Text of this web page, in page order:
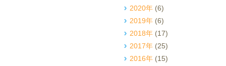
2020年 (6)
2019年 (6)
2018年 (17)
2017年 (25)
2016年 (15)